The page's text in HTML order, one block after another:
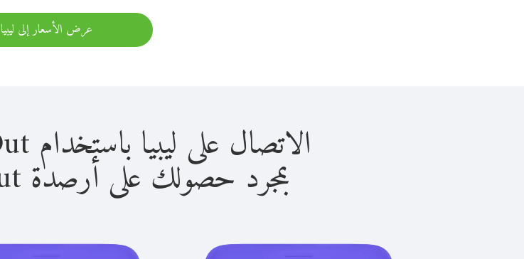
عرض الأسعار إلى ليبيا
الاتصال على ليبيا باستخدام Viber Out سهل للغاية.
بمجرد حصولك على أرصدة Viber Out، يمكنك: